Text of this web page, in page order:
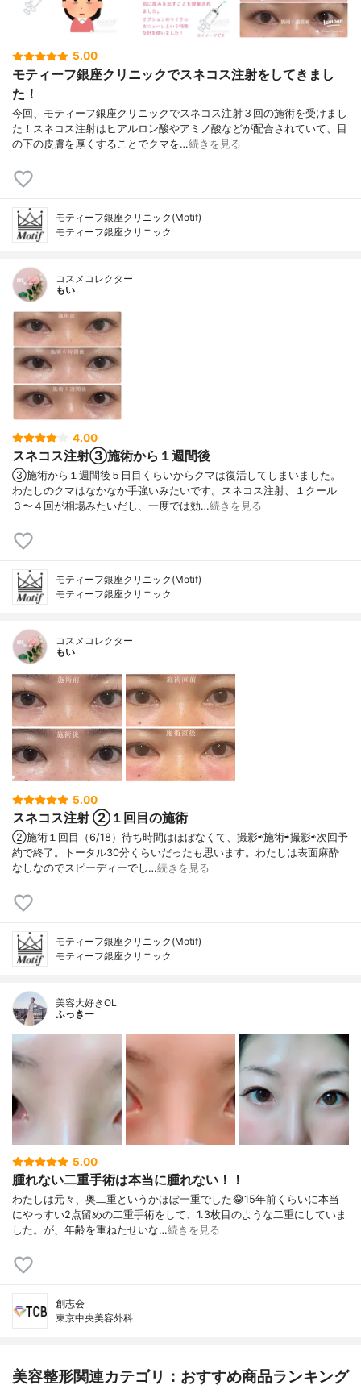
5.00
モティーフ銀座クリニックでスネコス注射をしてきまし
た！
今回、モティーフ銀座クリニックでスネコス注射３回の施術を受けまし
た！スネコス注射はヒアルロン酸やアミノ酸などが配合されていて、目
の下の皮膚を厚くすることでクマを…続きを見る
モティーフ銀座クリニック(Motif)
モティーフ銀座クリニック
コスメコレクター
もい
4.00
スネコス注射③施術から１週間後
③施術から１週間後５日目くらいからクマは復活してしまいました。
わたしのクマはなかなか手強いみたいです。スネコス注射、１クール
３〜４回が相場みたいだし、一度では効…続きを見る
モティーフ銀座クリニック(Motif)
モティーフ銀座クリニック
コスメコレクター
もい
5.00
スネコス注射 ②１回目の施術
②施術１回目（6/18）待ち時間はほぼなくて、撮影⇨施術⇨撮影⇨次回予
約で終了。トータル30分くらいだったも思います。わたしは表面麻酔
なしなのでスピーディーでし…続きを見る
モティーフ銀座クリニック(Motif)
モティーフ銀座クリニック
美容大好きOL
ふっきー
5.00
腫れない二重手術は本当に腫れない！！
わたしは元々、奥二重というかほぼ一重でした😂15年前くらいに本当
にやっすい2点留めの二重手術をして、1.3枚目のような二重にしていま
した。が、年齢を重ねたせいな…続きを見る
創志会
東京中央美容外科
美容整形関連カテゴリ：おすすめ商品ランキング